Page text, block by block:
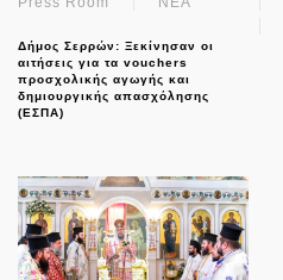
Δήμος Σερρών: Ξεκίνησαν οι
αιτήσεις για τα vouchers
προσχολικής αγωγής και
δημιουργικής απασχόλησης
(ΕΣΠΑ)